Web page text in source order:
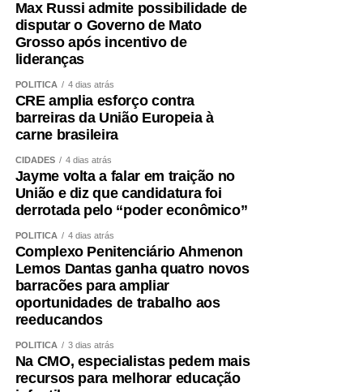
Max Russi admite possibilidade de
disputar o Governo de Mato
Grosso após incentivo de
lideranças
POLÍTICA 4 dias atrás
CRE amplia esforço contra
barreiras da União Europeia à
carne brasileira
CIDADES 4 dias atrás
Jayme volta a falar em traição no
União e diz que candidatura foi
derrotada pelo “poder econômico”
POLÍTICA 4 dias atrás
Complexo Penitenciário Ahmenon
Lemos Dantas ganha quatro novos
barracões para ampliar
oportunidades de trabalho aos
reeducandos
POLÍTICA 3 dias atrás
Na CMO, especialistas pedem mais
recursos para melhorar educação